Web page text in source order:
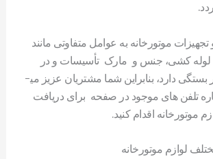
موتورخانه به عوامل متفاوتی مانند
لوله­ کشی، جنس و مارک تأسیسات و در
نهایت نوسانات بازار بستگی دارد، بنابراین شما مشتریان عزیز می­
تلفن های موجود در صفحه برای دریافت
موتورخانه اقدام کنید.
لوازم موتورخانه